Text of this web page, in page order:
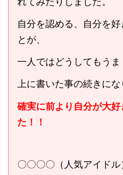
自分を認める、自分を
とが、
一人ではどうしてもうま
上に書いた事の続きに
確実に前より自分が大
た！！
〇〇〇〇（人気アイド